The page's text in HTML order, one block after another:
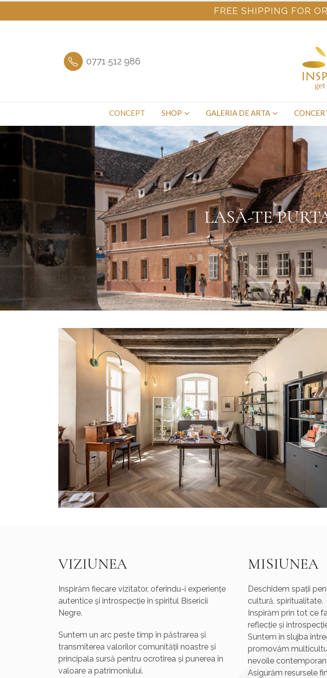
FREE SHIPPING FOR
0771 512 986
CONCEPT SHOP GALERIA DE ARTA
LASĂ-TE
VIZIUNEA
Inspirăm fiecare vizitator, oferindu-i experiențe
autentice și introspecție în spiritul Bisericii
Negre.
Suntem un arc peste timp în păstrarea și
transmiterea valorilor comunității noastre și
principala sursă pentru ocrotirea și punerea în
valoare a patrimoniului.
MISIUNEA
Deschidem spații
cultură, spiritualitate.
Inspirăm prin tot ce
reflecție și
Suntem în slujba
promovăm
nevoile
Asigurăm resursele